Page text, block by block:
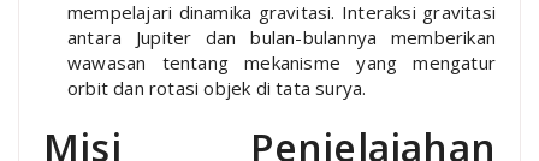
mempelajari dinamika gravitasi. Interaksi gravitasi
antara Jupiter dan bulan-bulannya memberikan
wawasan tentang mekanisme yang mengatur
orbit dan rotasi objek di tata surya.
Misi Penjelajahan